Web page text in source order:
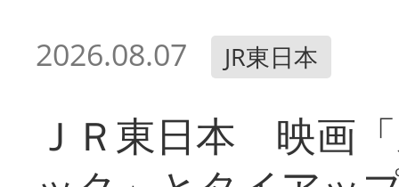
2026.08.07 JR東日本
ＪＲ東日本 映画